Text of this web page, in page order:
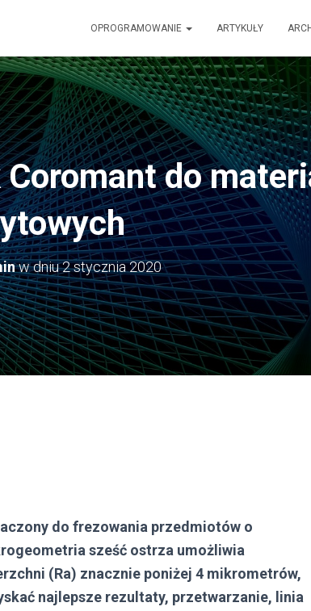
OPROGRAMOWANIE ARTYKUŁY
do
w dniu2 stycznia 2020
do frezowania przedmiotów o
sześć ostrza umożliwia
(Ra) znacznie poniżej 4 mikrometrów,
najlepsze rezultaty, przetwarzanie, linia